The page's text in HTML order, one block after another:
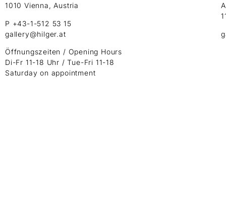
1010 Vienna, Austria
P +43-1-512 53 15
gallery@hilger.at
Öffnungszeiten / Opening Hours
Di-Fr 11-18 Uhr / Tue-Fri 11-18
Saturday on appointment